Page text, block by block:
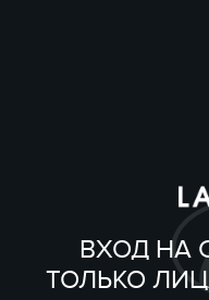
ВХОД НА
ТОЛЬКО